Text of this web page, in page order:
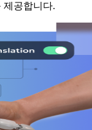
제공합니다.